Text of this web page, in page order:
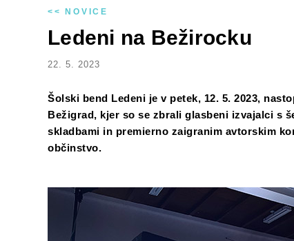
<< NOVICE
Ledeni na Bežirocku
22. 5. 2023
Šolski bend Ledeni je v petek, 12. 5. 2023,
Bežigrad, kjer so se zbrali glasbeni izvajalci s
skladbami in premierno zaigranim avtorskim
občinstvo.